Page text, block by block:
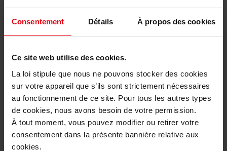
Consentement Détails À propos des cookies
Ce site web utilise des cookies.
La loi stipule que nous ne pouvons stocker des cookies
sur votre appareil que s’ils sont strictement nécessaires
au fonctionnement de ce site. Pour tous les autres types
de cookies, nous avons besoin de votre permission.
À tout moment, vous pouvez modifier ou retirer votre
consentement dans la présente bannière relative aux
cookies.
Beschrijving